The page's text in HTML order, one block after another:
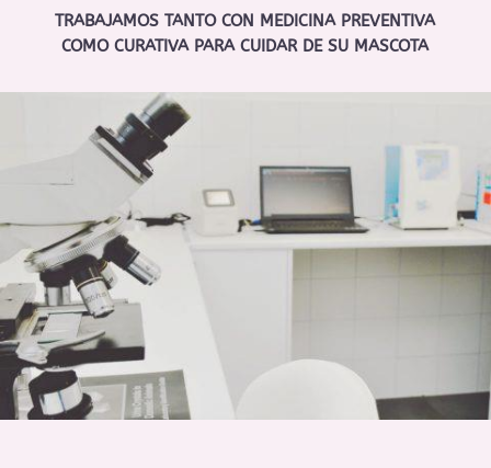
TRABAJAMOS TANTO CON MEDICINA PREVENTIVA
COMO CURATIVA PARA CUIDAR DE SU MASCOTA